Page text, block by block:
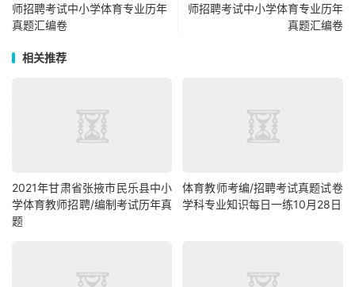
师招聘考试中小学体育专业历年
真题汇编卷
师招聘考试中小学体育专业历年
真题汇编卷
相关推荐
2021年甘肃省张掖市民乐县中小
学体育教师招聘/编制考试历年真
题
体育教师考编/招聘考试真题试卷
学科专业知识每日一练10月28日